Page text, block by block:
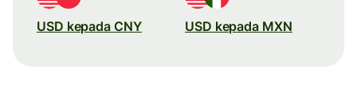
USD kepada CNY USD kepada MXN